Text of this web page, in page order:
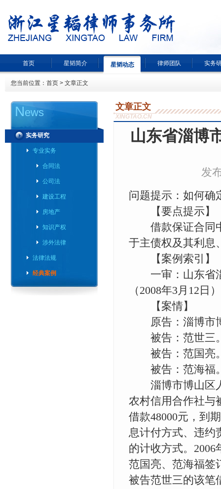
首页 星韬简介 星韬动态 律师团队 实务
您当前位置： 首页 > 文章正文
News
实务研究
专业实务
合同法
公司法
建设工程
房地产
知识产权
涉外法律
法律法规
经典案例
文章正文
XINGTAO.CN
山东省淄博
发
问题提示：如何确
【要点提示】
借款保证合同中
于主债权及其利息
【案例索引】
一审：山东省淄
（2008年3月12日
【案情】
原告：淄博市博
被告：范世三
被告：范国亮
被告：范海福
淄博市博山区人
农村信用合作社与
借款48000元，到
息计付方式、违约
的计收方式。
范国亮、范海福签
被告范世三的该笔